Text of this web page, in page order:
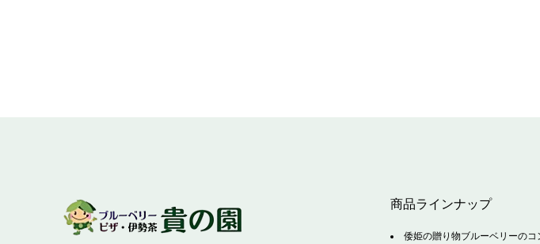
商品ラインナップ
倭姫の贈り物ブルーベリーのコ